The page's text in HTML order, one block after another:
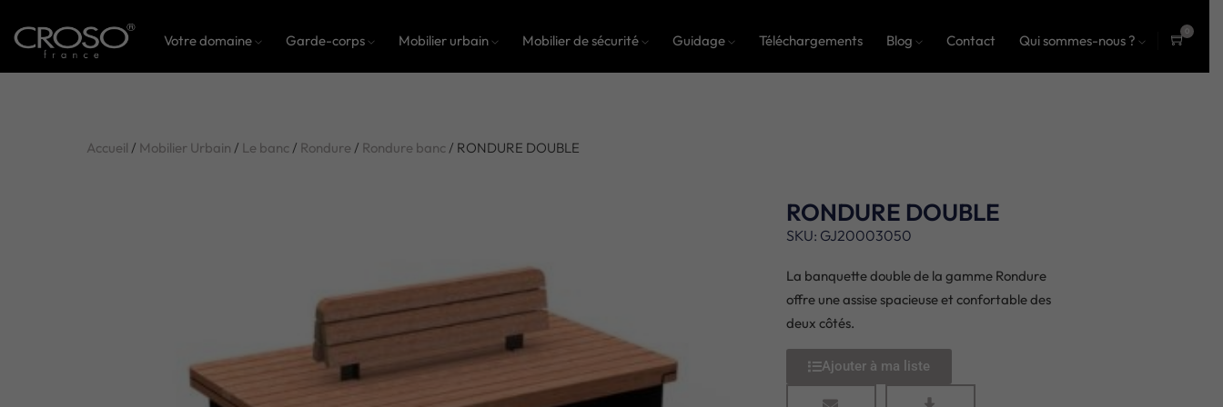
Votre domaine Garde-corps Mobilier urbain Mobilier de sécurité Guidage Téléchargements Blog Contact Qui sommes-nous ?
0
Accueil / Mobilier Urbain / Le banc / Rondure / Rondure banc / RONDURE DOUBLE
RONDURE DOUBLE
SKU: GJ20003050
La banquette double de la gamme Rondure
offre une assise spacieuse et confortable des
deux côtés.
Ajouter à ma liste